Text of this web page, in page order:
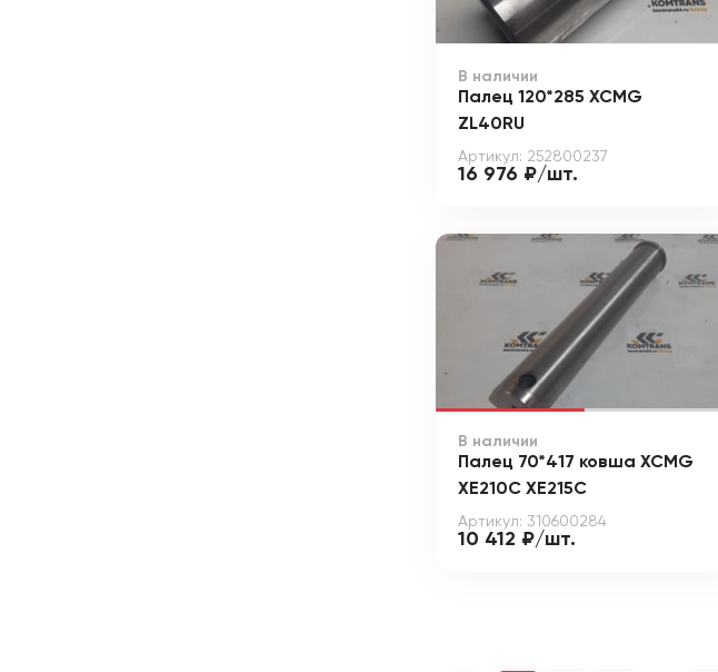
В наличии
Палец 120*285 XCMG
ZL40RU
Артикул: 252800237
16 976 ₽/шт.
В наличии
Палец 70*417 ковша XCMG
XE210C XE215C
Артикул: 310600284
10 412 ₽/шт.